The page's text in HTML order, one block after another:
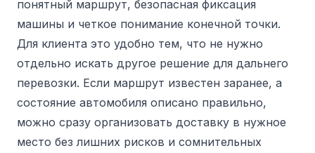
понятный маршрут, безопасная фиксация
машины и четкое понимание конечной точки.
Для клиента это удобно тем, что не нужно
отдельно искать другое решение для дальнего
перевозки. Если маршрут известен заранее, а
состояние автомобиля описано правильно,
можно сразу организовать доставку в нужное
место без лишних рисков и сомнительных